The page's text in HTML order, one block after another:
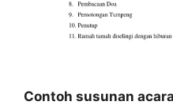
Contoh susunan